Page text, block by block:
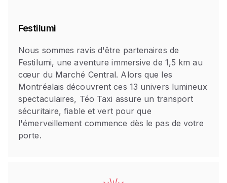
Festilumi
Nous sommes ravis d'être partenaires de
Festilumi, une aventure immersive de 1,5 km au
cœur du Marché Central. Alors que les
Montréalais découvrent ces 13 univers lumineux
spectaculaires, Téo Taxi assure un transport
sécuritaire, fiable et vert pour que
l'émerveillement commence dès le pas de votre
porte.